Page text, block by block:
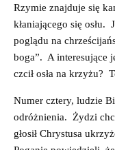
Rzymie znajduje się
kłaniającego się osłu.
poglądu na
boga”. A interesujące
czcił osła na krzyżu?
Numer cztery, ludzie
odróżnienia. Żydzi
głosił Chrystusa